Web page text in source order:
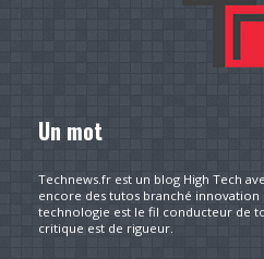
Un mot
Technews.fr est un blog High Tech
encore des tutos branché innovation
technologie est le fil conducteur de
critique est de rigueur.